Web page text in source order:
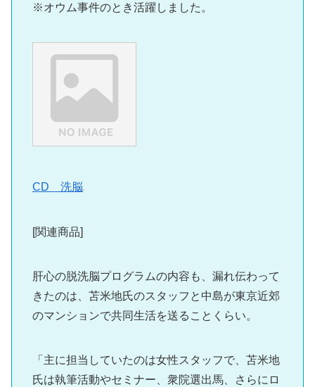
※オウム事件のとき活躍しました。
CD 洗脳
[関連商品]
肝心の脱洗脳プログラムの内容も、漏れ伝わって
きたのは、苫米地氏のスタッフと中島が東京近郊
のマンションで共同生活を送ることくらい。
「主に担当していたのは女性スタッフで、苫米地
氏は執筆活動やセミナー、衆院選出馬、さらにロ